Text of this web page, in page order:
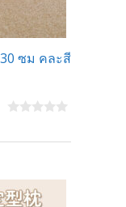
ซม คละสี
u
f
5